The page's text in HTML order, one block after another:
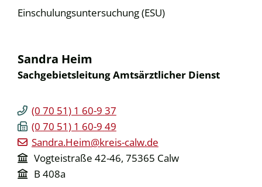
Einschulungsuntersuchung (ESU)
Sandra Heim
Sachgebietsleitung Amtsärztlicher Dienst
(0 70 51) 1 60-9 37
(0 70 51) 1 60-9 49
Sandra.Heim@kreis-calw.de
Vogteistraße 42-46, 75365 Calw
B 408a